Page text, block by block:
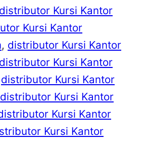
distributor Kursi Kantor
Kursi Kantor
, distributor Kursi Kantor
distributor Kursi Kantor
distributor Kursi Kantor
distributor Kursi Kantor
Kursi Kantor
Kursi Kantor